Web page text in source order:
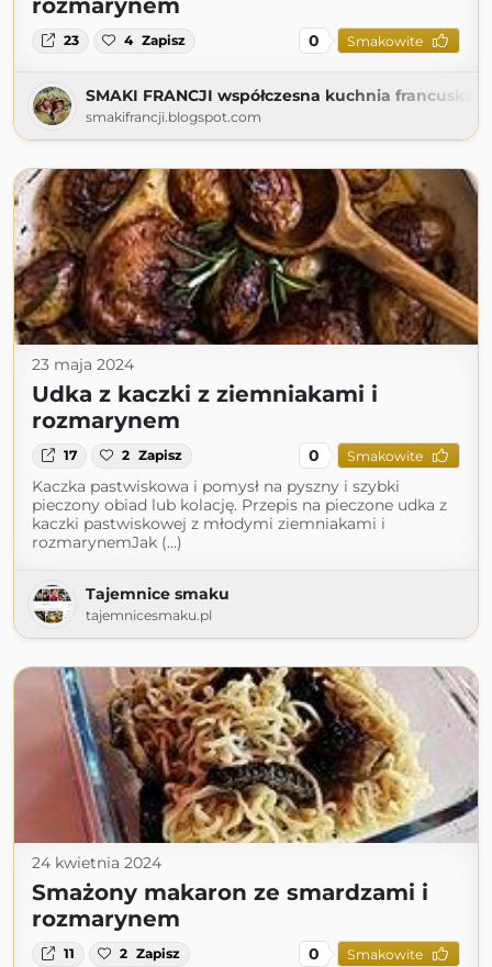
rozmarynem
23 4 Zapisz 0 Smakowite
SMAKI FRANCJI współczesna kuchnia francuska
smakifrancji.blogspot.com
23 maja 2024
Udka z kaczki z ziemniakami i
rozmarynem
17 2 Zapisz 0 Smakowite
Kaczka pastwiskowa i pomysł na pyszny i szybki
pieczony obiad lub kolację. Przepis na pieczone udka z
kaczki pastwiskowej z młodymi ziemniakami i
rozmarynemJak (...)
Tajemnice smaku
tajemnicesmaku.pl
24 kwietnia 2024
Smażony makaron ze smardzami i
rozmarynem
11 2 Zapisz 0 Smakowite